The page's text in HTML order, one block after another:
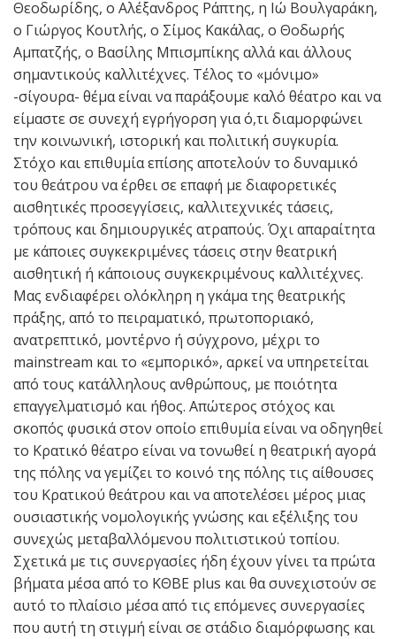
Θεοδωρίδης, ο Αλέξανδρος Ράπτης, η Ιώ Βουλγαράκη,
ο Γιώργος Κουτλής, ο Σίμος Κακάλας, ο Θοδωρής
Αμπατζής, ο Βασίλης Μπισμπίκης αλλά και άλλους
σημαντικούς καλλιτέχνες. Τέλος το «μόνιμο»
-σίγουρα- θέμα είναι να παράξουμε καλό θέατρο και να
είμαστε σε συνεχή εγρήγορση για ό,τι διαμορφώνει
την κοινωνική, ιστορική και πολιτική συγκυρία.
Στόχο και επιθυμία επίσης αποτελούν το δυναμικό
του θεάτρου να έρθει σε επαφή με διαφορετικές
αισθητικές προσεγγίσεις, καλλιτεχνικές τάσεις,
τρόπους και δημιουργικές ατραπούς. Όχι απαραίτητα
με κάποιες συγκεκριμένες τάσεις στην θεατρική
αισθητική ή κάποιους συγκεκριμένους καλλιτέχνες.
Μας ενδιαφέρει ολόκληρη η γκάμα της θεατρικής
πράξης, από το πειραματικό, πρωτοποριακό,
ανατρεπτικό, μοντέρνο ή σύγχρονο, μέχρι το
mainstream και το «εμπορικό», αρκεί να υπηρετείται
από τους κατάλληλους ανθρώπους, με ποιότητα
επαγγελματισμό και ήθος. Απώτερος στόχος και
σκοπός φυσικά στον οποίο επιθυμία είναι να οδηγηθεί
το Κρατικό θέατρο είναι να τονωθεί η θεατρική αγορά
της πόλης να γεμίζει το κοινό της πόλης τις αίθουσες
του Κρατικού θεάτρου και να αποτελέσει μέρος μιας
ουσιαστικής νομολογικής γνώσης και εξέλιξης του
συνεχώς μεταβαλλόμενου πολιτιστικού τοπίου.
Σχετικά με τις συνεργασίες ήδη έχουν γίνει τα πρώτα
βήματα μέσα από το ΚΘΒΕ plus και θα συνεχιστούν σε
αυτό το πλαίσιο μέσα από τις επόμενες συνεργασίες
που αυτή τη στιγμή είναι σε στάδιο διαμόρφωσης και